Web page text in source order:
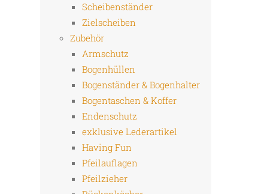
Scheibenständer
Zielscheiben
Zubehör
Armschutz
Bogenhüllen
Bogenständer & Bogenhalter
Bogentaschen & Koffer
Endenschutz
exklusive Lederartikel
Having Fun
Pfeilauflagen
Pfeilzieher